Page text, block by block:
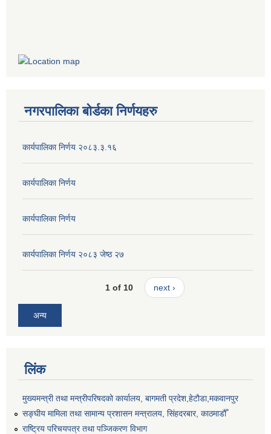
नगरपालिका बोर्डका निर्णयहरु
कार्यपालिका निर्णय २०८३.३.१६
कार्यपालिका निर्णय
कार्यपालिका निर्णय
कार्यपालिका निर्णय २०८३ जेष्ठ २७
1 of 10 next ›
अन्य
लिंक
मुख्यमन्त्री तथा मन्त्रीपरिषदको कार्यालय, बागमती प्रदेश,हेटाैडा,मकवानपुर
सङ्‍घीय मामिला तथा सामान्य प्रशासन मन्त्रालय, सिंहदरबार, काठमाडौँ
राष्ट्रिय परिचयपत्र तथा पञ्जिकरण विभाग